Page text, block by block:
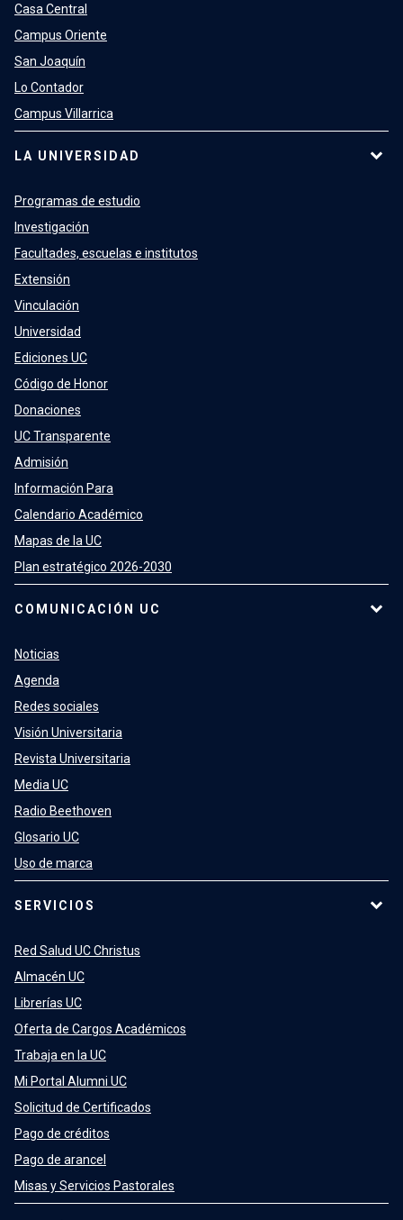
Casa Central
Campus Oriente
San Joaquín
Lo Contador
Campus Villarrica
LA UNIVERSIDAD
Programas de estudio
Investigación
Facultades, escuelas e institutos
Extensión
Vinculación
Universidad
Ediciones UC
Código de Honor
Donaciones
UC Transparente
Admisión
Información Para
Calendario Académico
Mapas de la UC
Plan estratégico 2026-2030
COMUNICACIÓN UC
Noticias
Agenda
Redes sociales
Visión Universitaria
Revista Universitaria
Media UC
Radio Beethoven
Glosario UC
Uso de marca
SERVICIOS
Red Salud UC Christus
Almacén UC
Librerías UC
Oferta de Cargos Académicos
Trabaja en la UC
Mi Portal Alumni UC
Solicitud de Certificados
Pago de créditos
Pago de arancel
Misas y Servicios Pastorales